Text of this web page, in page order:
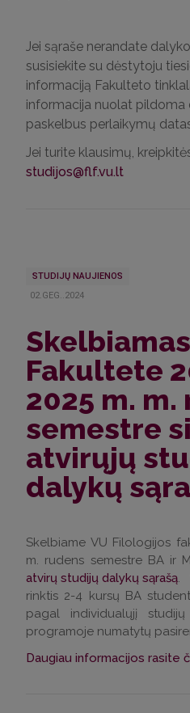
Jei sąraše nerandate
susisiekite su dėstytoju
informaciją Fakulteto
informacija nuolat
paskelbus perlaikymų
Jei turite klausimų,
studijos@flf.vu.lt
STUDIJŲ NAUJIENOS
02.GEG..2024
Skelbiamas
Fakultete
2025 m. m.
semestre
atvirųjų
dalykų
Skelbiame VU Filologijos
m. rudens semestre BA ir
atvirų studijų dalykų sąrašą
rinktis 2-4 kursų BA
pagal individualųjį
programoje numatytų
Daugiau informacijos rasite